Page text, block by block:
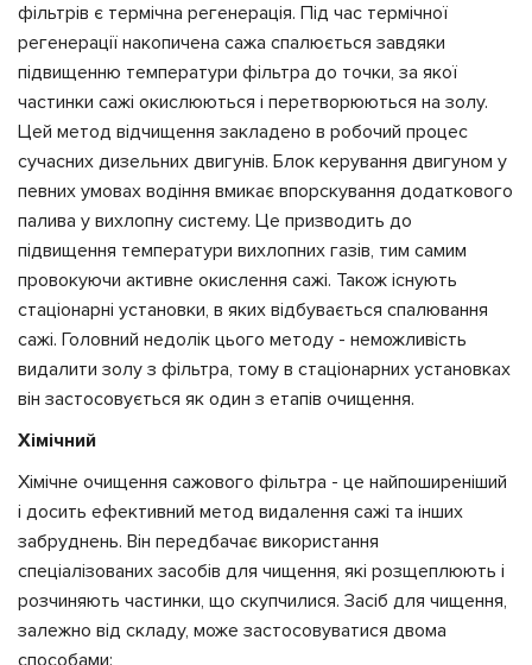
фільтрів є термічна регенерація. Під час термічної
регенерації накопичена сажа спалюється завдяки
підвищенню температури фільтра до точки, за якої
частинки сажі окислюються і перетворюються на золу.
Цей метод відчищення закладено в робочий процес
сучасних дизельних двигунів. Блок керування двигуном у
певних умовах водіння вмикає впорскування додаткового
палива у вихлопну систему. Це призводить до
підвищення температури вихлопних газів, тим самим
провокуючи активне окислення сажі. Також існують
стаціонарні установки, в яких відбувається спалювання
сажі. Головний недолік цього методу - неможливість
видалити золу з фільтра, тому в стаціонарних установках
він застосовується як один з етапів очищення.
Хімічний
Хімічне очищення сажового фільтра - це найпоширеніший
і досить ефективний метод видалення сажі та інших
забруднень. Він передбачає використання
спеціалізованих засобів для чищення, які розщеплюють і
розчиняють частинки, що скупчилися. Засіб для чищення,
залежно від складу, може застосовуватися двома